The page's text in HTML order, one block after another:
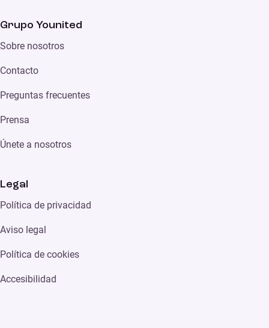
Grupo Younited
Sobre nosotros
Contacto
Preguntas frecuentes
Prensa
Únete a nosotros
Legal
Política de privacidad
Aviso legal
Política de cookies
Accesibilidad